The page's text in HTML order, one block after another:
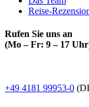
Reise-
Rufen Sie uns an
(Mo – Fr: 9 – 17
+49 4181 99953-0